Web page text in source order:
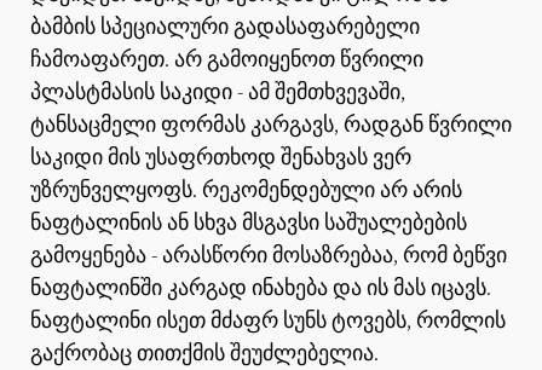
ბამბის სპეციალური გადასაფარებელი
ჩამოაფარეთ. არ გამოიყენოთ წვრილი
პლასტმასის საკიდი - ამ შემთხვევაში,
ტანსაცმელი ფორმას კარგავს, რადგან წვრილი
საკიდი მის უსაფრთხოდ შენახვას ვერ
უზრუნველყოფს. რეკომენდებული არ არის
ნაფტალინის ან სხვა მსგავსი საშუალებების
გამოყენება - არასწორი მოსაზრებაა, რომ ბეწვი
ნაფტალინში კარგად ინახება და ის მას იცავს.
ნაფტალინი ისეთ მძაფრ სუნს ტოვებს, რომლის
გაქრობაც თითქმის შეუძლებელია.